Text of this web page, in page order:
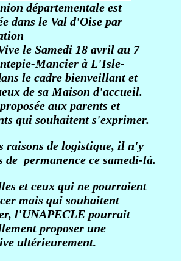
départementale est
dans le Val d'Oise par
le Samedi 18 avril au 7
Mancier à L'Isle-
le cadre bienveillant et
de sa Maison d'accueil.
aux parents et
qui souhaitent s'exprimer.
raisons de logistique, il n'y
de permanence ce samedi-là.
et ceux qui ne pourraient
mais qui souhaitent
l'UNAPECLE pourrait
proposer une
ultérieurement.